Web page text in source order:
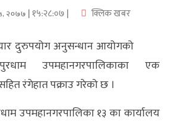
२०७७ | १५:२८:०७ | क्लिक खबर
दुरुपयोग अनुसन्धान आयोगको
उपमहानगरपालिकाका एक
रंगेहात पक्राउ गरेको छ ।
उपमहानगरपालिका १३ का कार्यालय